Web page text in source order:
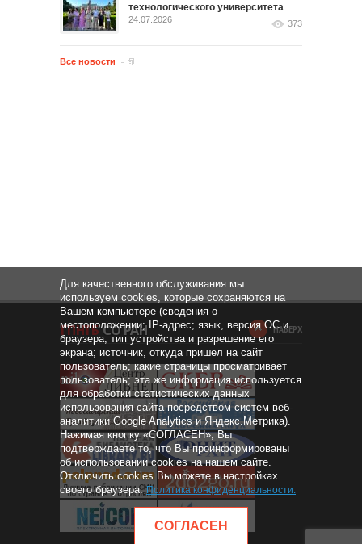
технологического университета
24.07.2026 373
Все новости
НАВЕРХ
Для качественного обслуживания мы
используем cookies, которые сохраняются на
Вашем компьютере (сведения о
местоположении; IP-адрес; язык, версия ОС и
браузера; тип устройства и разрешение его
экрана; источник, откуда пришел на сайт
пользователь; какие страницы просматривает
пользователь; эта же информация используется
для обработки статистических данных
использования сайта посредством систем веб-
аналитики Google Analytics и Яндекс.Метрика).
Нажимая кнопку «СОГЛАСЕН», Вы
подтверждаете то, что Вы проинформированы
об использовании cookies на нашем сайте.
Отключить cookies Вы можете в настройках
своего браузера.Политика конфиденциальности.
СОГЛАСЕН